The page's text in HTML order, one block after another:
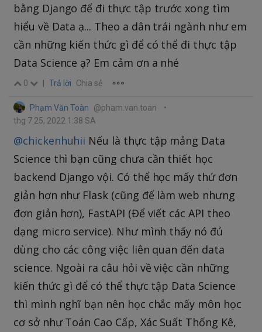
bằng Django để đi thực tập trước xong tìm
hiểu về Data ạ... Theo a dân trái ngành như em
cần những kiến thức gì để có thể đi thực tập
Data Science ạ? Em cảm ơn a nhé
0 Trả lời Chia sẻ
Phạm Văn Toàn @pham.van.toan
•
thg 7 25, 2022 1:38 SA
@chickenhuhii Nếu là thực tập mảng Data
Science thì bạn cũng chưa cần thiết học
backend Django vội. Có thể học mấy thứ đơn
giản hơn như Flask (cũng để làm web nhưng
đơn giản hơn), FastAPI (Để viết các API theo
dạng micro service). Như mình thấy nó đủ
dùng cho các công việc liên quan đến data
science. Ngoài ra câu hỏi về việc cần những
kiến thức gì để có thể thực tập Data Science
thì mình nghĩ bạn nên học chắc mấy môn học
cơ sở như Toán Cao Cấp, Xác Suất Thống Kê,